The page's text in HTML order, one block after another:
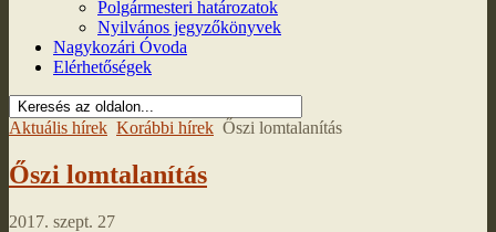
Polgármesteri határozatok
Nyilvános jegyzőkönyvek
Nagykozári Óvoda
Elérhetőségek
Aktuális hírek Korábbi hírek Őszi lomtalanítás
Őszi lomtalanítás
2017. szept. 27